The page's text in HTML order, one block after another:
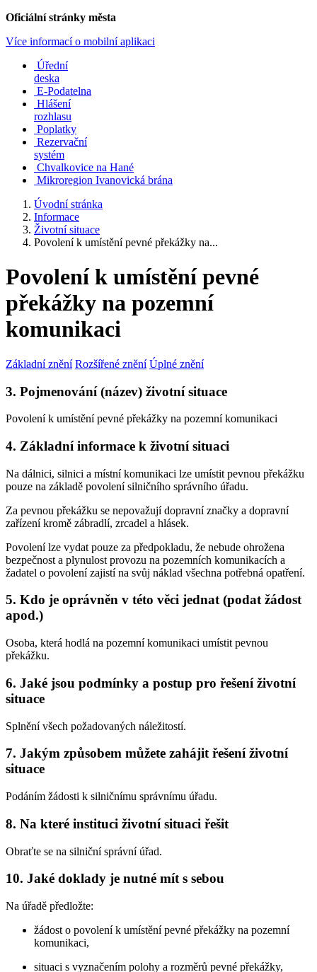
Oficiální stránky města
Více informací o mobilní aplikaci
Úřední
deska
E-Podatelna
Hlášení
rozhlasu
Poplatky
Rezervační
systém
Chvalkovice na Hané
Mikroregion Ivanovická brána
Úvodní stránka
Informace
Životní situace
Povolení k umístění pevné překážky na...
Povolení k umístění pevné
překážky na pozemní
komunikaci
Základní znění Rozšířené znění Úplné znění
3. Pojmenování (název) životní situace
Povolení k umístění pevné překážky na pozemní komunikaci
4. Základní informace k životní situaci
Na dálnici, silnici a místní komunikaci lze umístit pevnou překážku
pouze na základě povolení silničního správního úřadu.
Za pevnou překážku se nepovažují dopravní značky a dopravní
zařízení kromě zábradlí, zrcadel a hlásek.
Povolení lze vydat pouze za předpokladu, že nebude ohrožena
bezpečnost a plynulost provozu na pozemních komunikacích a
žadatel o povolení zajistí na svůj náklad všechna potřebná opatření.
5. Kdo je oprávněn v této věci jednat (podat žádost
apod.)
Osoba, která hodlá na pozemní komunikaci umístit pevnou
překážku.
6. Jaké jsou podmínky a postup pro řešení životní
situace
Splnění všech požadovaných náležitostí.
7. Jakým způsobem můžete zahájit řešení životní
situace
Podáním žádosti k silničnímu správnímu úřadu.
8. Na které instituci životní situaci řešit
Obraťte se na silniční správní úřad.
10. Jaké doklady je nutné mít s sebou
Na úřadě předložte:
žádost o povolení k umístění pevné překážky na pozemní
komunikaci,
situaci s vyznačením polohy a rozměrů pevné překážky,